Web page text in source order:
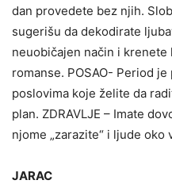
dan provedete bez njih.
sugerišu da dekodirate
neuobičajen način i
romanse. POSAO- Period
poslovima koje želite da
plan. ZDRAVLJE – Imate
njome „zarazite“ i ljude oko
JARAC